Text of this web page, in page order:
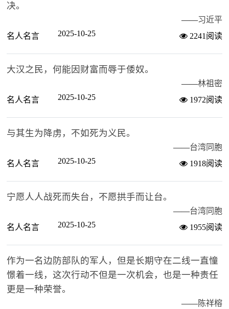
决。
——习近平
名人名言
2025-10-25 2241阅读
大汉之民，何能因财富而辱于倭奴。
——林祖密
名人名言
2025-10-25 1972阅读
与其生为降虏，不如死为义民。
——台湾同胞
名人名言
2025-10-25 1918阅读
宁愿人人战死而失台，不愿拱手而让台。
——台湾同胞
名人名言
2025-10-25 1955阅读
作为一名边防部队的军人，但是长期守在二线一直憧
憬着一线，这次行动不但是一次机会，也是一种责任
更是一种荣誉。
——陈祥榕